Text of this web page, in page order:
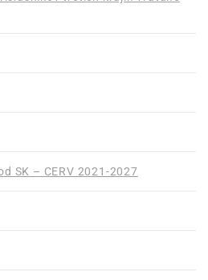
SK – CERV 2021-2027